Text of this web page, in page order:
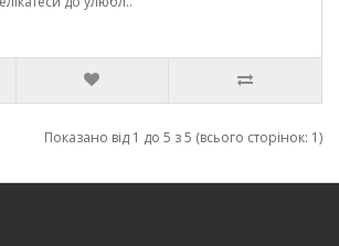
Показано від 1 до 5 з 5 (всього сторінок: 1)